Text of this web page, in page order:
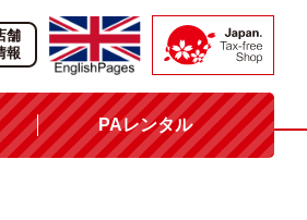
舗
報
PAレンタル